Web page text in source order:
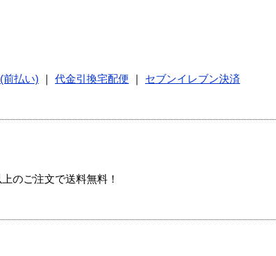
前払い) 代金引換宅配便
セブンイレブン決済
のご注文で送料無料！